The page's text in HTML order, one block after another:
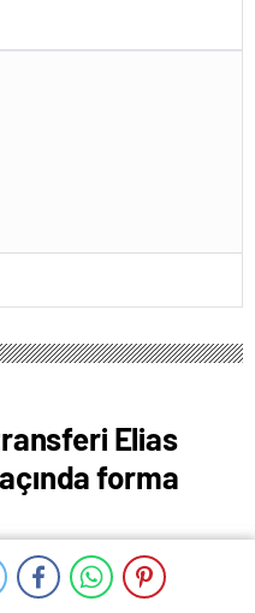
Elias
forma
Danimarkalı futbolcu